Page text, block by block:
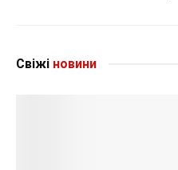
Свіжі новини